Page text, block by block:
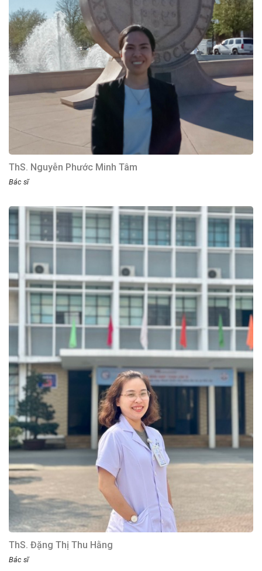
ThS. Nguyễn Phước Minh Tâm
Bác sĩ
ThS. Đặng Thị Thu Hằng
Bác sĩ